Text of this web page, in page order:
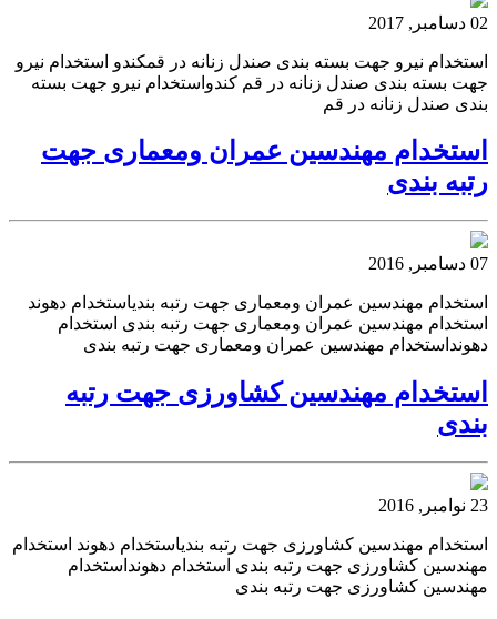
02 دسامبر, 2017
استخدام نیرو جهت بسته بندی صندل زنانه در قمکندو استخدام نیرو
جهت بسته بندی صندل زنانه در قم کندواستخدام نیرو جهت بسته
بندی صندل زنانه در قم
استخدام مهندسین عمران ومعماری جهت
رتبه بندی
07 دسامبر, 2016
استخدام مهندسین عمران ومعماری جهت رتبه بندیاستخدام دهوند
استخدام مهندسین عمران ومعماری جهت رتبه بندی استخدام
دهونداستخدام مهندسین عمران ومعماری جهت رتبه بندی
استخدام مهندسین کشاورزی جهت رتبه
بندی
23 نوامبر, 2016
استخدام مهندسین کشاورزی جهت رتبه بندیاستخدام دهوند استخدام
مهندسین کشاورزی جهت رتبه بندی استخدام دهونداستخدام
مهندسین کشاورزی جهت رتبه بندی